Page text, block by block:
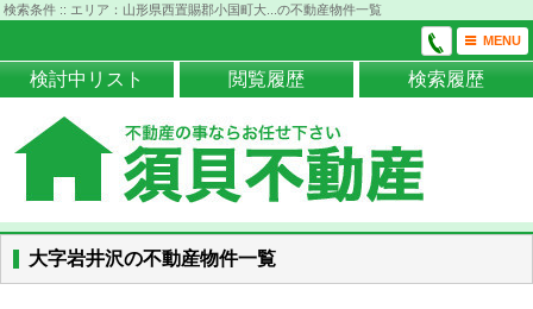
検索条件 :: エリア：山形県西置賜郡小国町大...の不動産物件一覧
MENU
検討中リスト 閲覧履歴 検索履歴
大字岩井沢の不動産物件一覧